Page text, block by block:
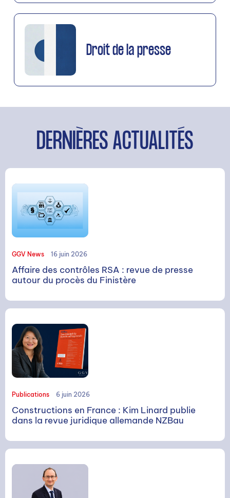
RECHERCHE
Droit de la presse
DERNIÈRES ACTUALITÉS
GGV News 16 juin 2026
Affaire des contrôles RSA : revue de presse
autour du procès du Finistère
Publications 6 juin 2026
Constructions en France : Kim Linard publie
dans la revue juridique allemande NZBau